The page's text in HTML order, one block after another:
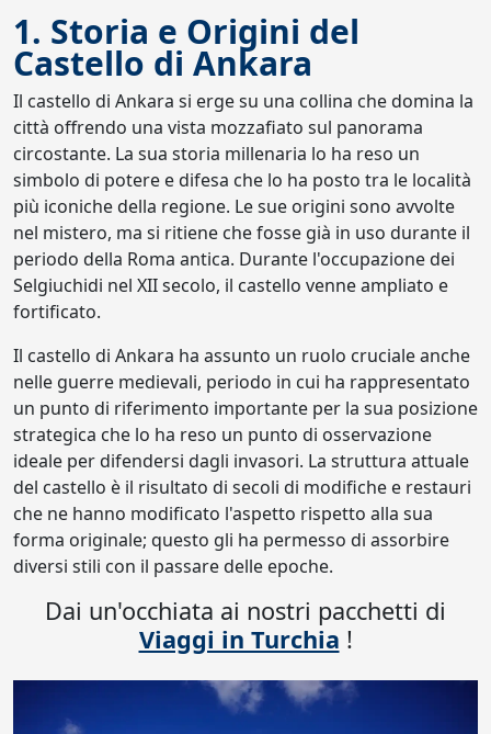
1. Storia e Origini del
Castello di Ankara
Il castello di Ankara si erge su una collina che domina la
città offrendo una vista mozzafiato sul panorama
circostante. La sua storia millenaria lo ha reso un
simbolo di potere e difesa che lo ha posto tra le località
più iconiche della regione. Le sue origini sono avvolte
nel mistero, ma si ritiene che fosse già in uso durante il
periodo della Roma antica. Durante l'occupazione dei
Selgiuchidi nel XII secolo, il castello venne ampliato e
fortificato.
Il castello di Ankara ha assunto un ruolo cruciale anche
nelle guerre medievali, periodo in cui ha rappresentato
un punto di riferimento importante per la sua posizione
strategica che lo ha reso un punto di osservazione
ideale per difendersi dagli invasori. La struttura attuale
del castello è il risultato di secoli di modifiche e restauri
che ne hanno modificato l'aspetto rispetto alla sua
forma originale; questo gli ha permesso di assorbire
diversi stili con il passare delle epoche.
Dai un'occhiata ai nostri pacchetti di
Viaggi in Turchia !